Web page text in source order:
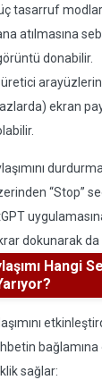
tasarruf
atılmasına
donabilir.
üretici
ekran
“Stop”
dokunarak da
Hangi
sağlar: